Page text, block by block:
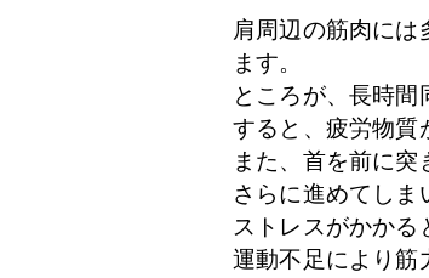
肩周辺の筋肉に
ます。
ところが、長時間
すると、疲労物質
また、首を前に
さらに進めてしま
ストレスがかかる
運動不足により筋